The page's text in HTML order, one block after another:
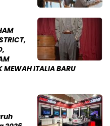
MEWAH ITALIA BARU